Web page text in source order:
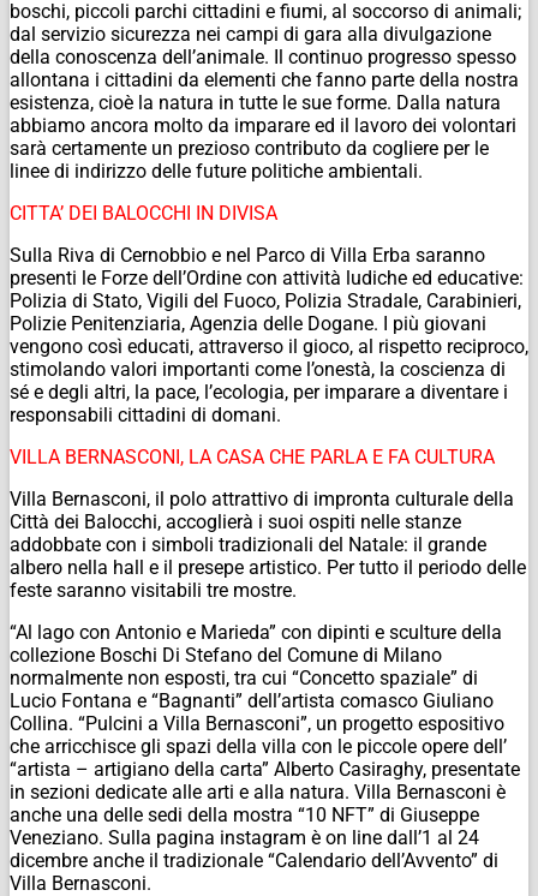
boschi, piccoli parchi cittadini e fiumi, al soccorso di animali;
dal servizio sicurezza nei campi di gara alla divulgazione
della conoscenza dell’animale. Il continuo progresso spesso
allontana i cittadini da elementi che fanno parte della nostra
esistenza, cioè la natura in tutte le sue forme. Dalla natura
abbiamo ancora molto da imparare ed il lavoro dei volontari
sarà certamente un prezioso contributo da cogliere per le
linee di indirizzo delle future politiche ambientali.
CITTA’ DEI BALOCCHI IN DIVISA
Sulla Riva di Cernobbio e nel Parco di Villa Erba saranno
presenti le Forze dell’Ordine con attività ludiche ed educative:
Polizia di Stato, Vigili del Fuoco, Polizia Stradale, Carabinieri,
Polizie Penitenziaria, Agenzia delle Dogane. I più giovani
vengono così educati, attraverso il gioco, al rispetto reciproco,
stimolando valori importanti come l’onestà, la coscienza di
sé e degli altri, la pace, l’ecologia, per imparare a diventare i
responsabili cittadini di domani.
VILLA BERNASCONI, LA CASA CHE PARLA E FA CULTURA
Villa Bernasconi, il polo attrattivo di impronta culturale della
Città dei Balocchi, accoglierà i suoi ospiti nelle stanze
addobbate con i simboli tradizionali del Natale: il grande
albero nella hall e il presepe artistico. Per tutto il periodo delle
feste saranno visitabili tre mostre.
“Al lago con Antonio e Marieda” con dipinti e sculture della
collezione Boschi Di Stefano del Comune di Milano
normalmente non esposti, tra cui “Concetto spaziale” di
Lucio Fontana e “Bagnanti” dell’artista comasco Giuliano
Collina. “Pulcini a Villa Bernasconi”, un progetto espositivo
che arricchisce gli spazi della villa con le piccole opere dell’
“artista – artigiano della carta” Alberto Casiraghy, presentate
in sezioni dedicate alle arti e alla natura. Villa Bernasconi è
anche una delle sedi della mostra “10 NFT” di Giuseppe
Veneziano. Sulla pagina instagram è on line dall’1 al 24
dicembre anche il tradizionale “Calendario dell’Avvento” di
Villa Bernasconi.